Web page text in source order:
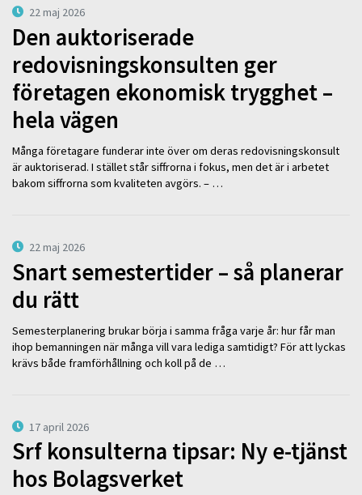
22 maj 2026
Den auktoriserade
redovisningskonsulten ger
företagen ekonomisk trygghet –
hela vägen
Många företagare funderar inte över om deras redovisningskonsult
är auktoriserad. I stället står siffrorna i fokus, men det är i arbetet
bakom siffrorna som kvaliteten avgörs. – …
22 maj 2026
Snart semestertider – så planerar
du rätt
Semesterplanering brukar börja i samma fråga varje år: hur får man
ihop bemanningen när många vill vara lediga samtidigt? För att lyckas
krävs både framförhållning och koll på de …
17 april 2026
Srf konsulterna tipsar: Ny e-tjänst
hos Bolagsverket